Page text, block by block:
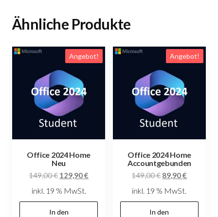
Ähnliche Produkte
Angebot!
Office 2024 Home
Neu
149,00€ Ursprünglicher
Preis
149,00 €
129,90€
inkl. 19 % MwSt.
In den
Angebot!
Office 2024 Home
Accountgebunden
149,00€Ursprünglicher
Preis
149,00 €
89,90€
inkl. 19 % MwSt.
In den